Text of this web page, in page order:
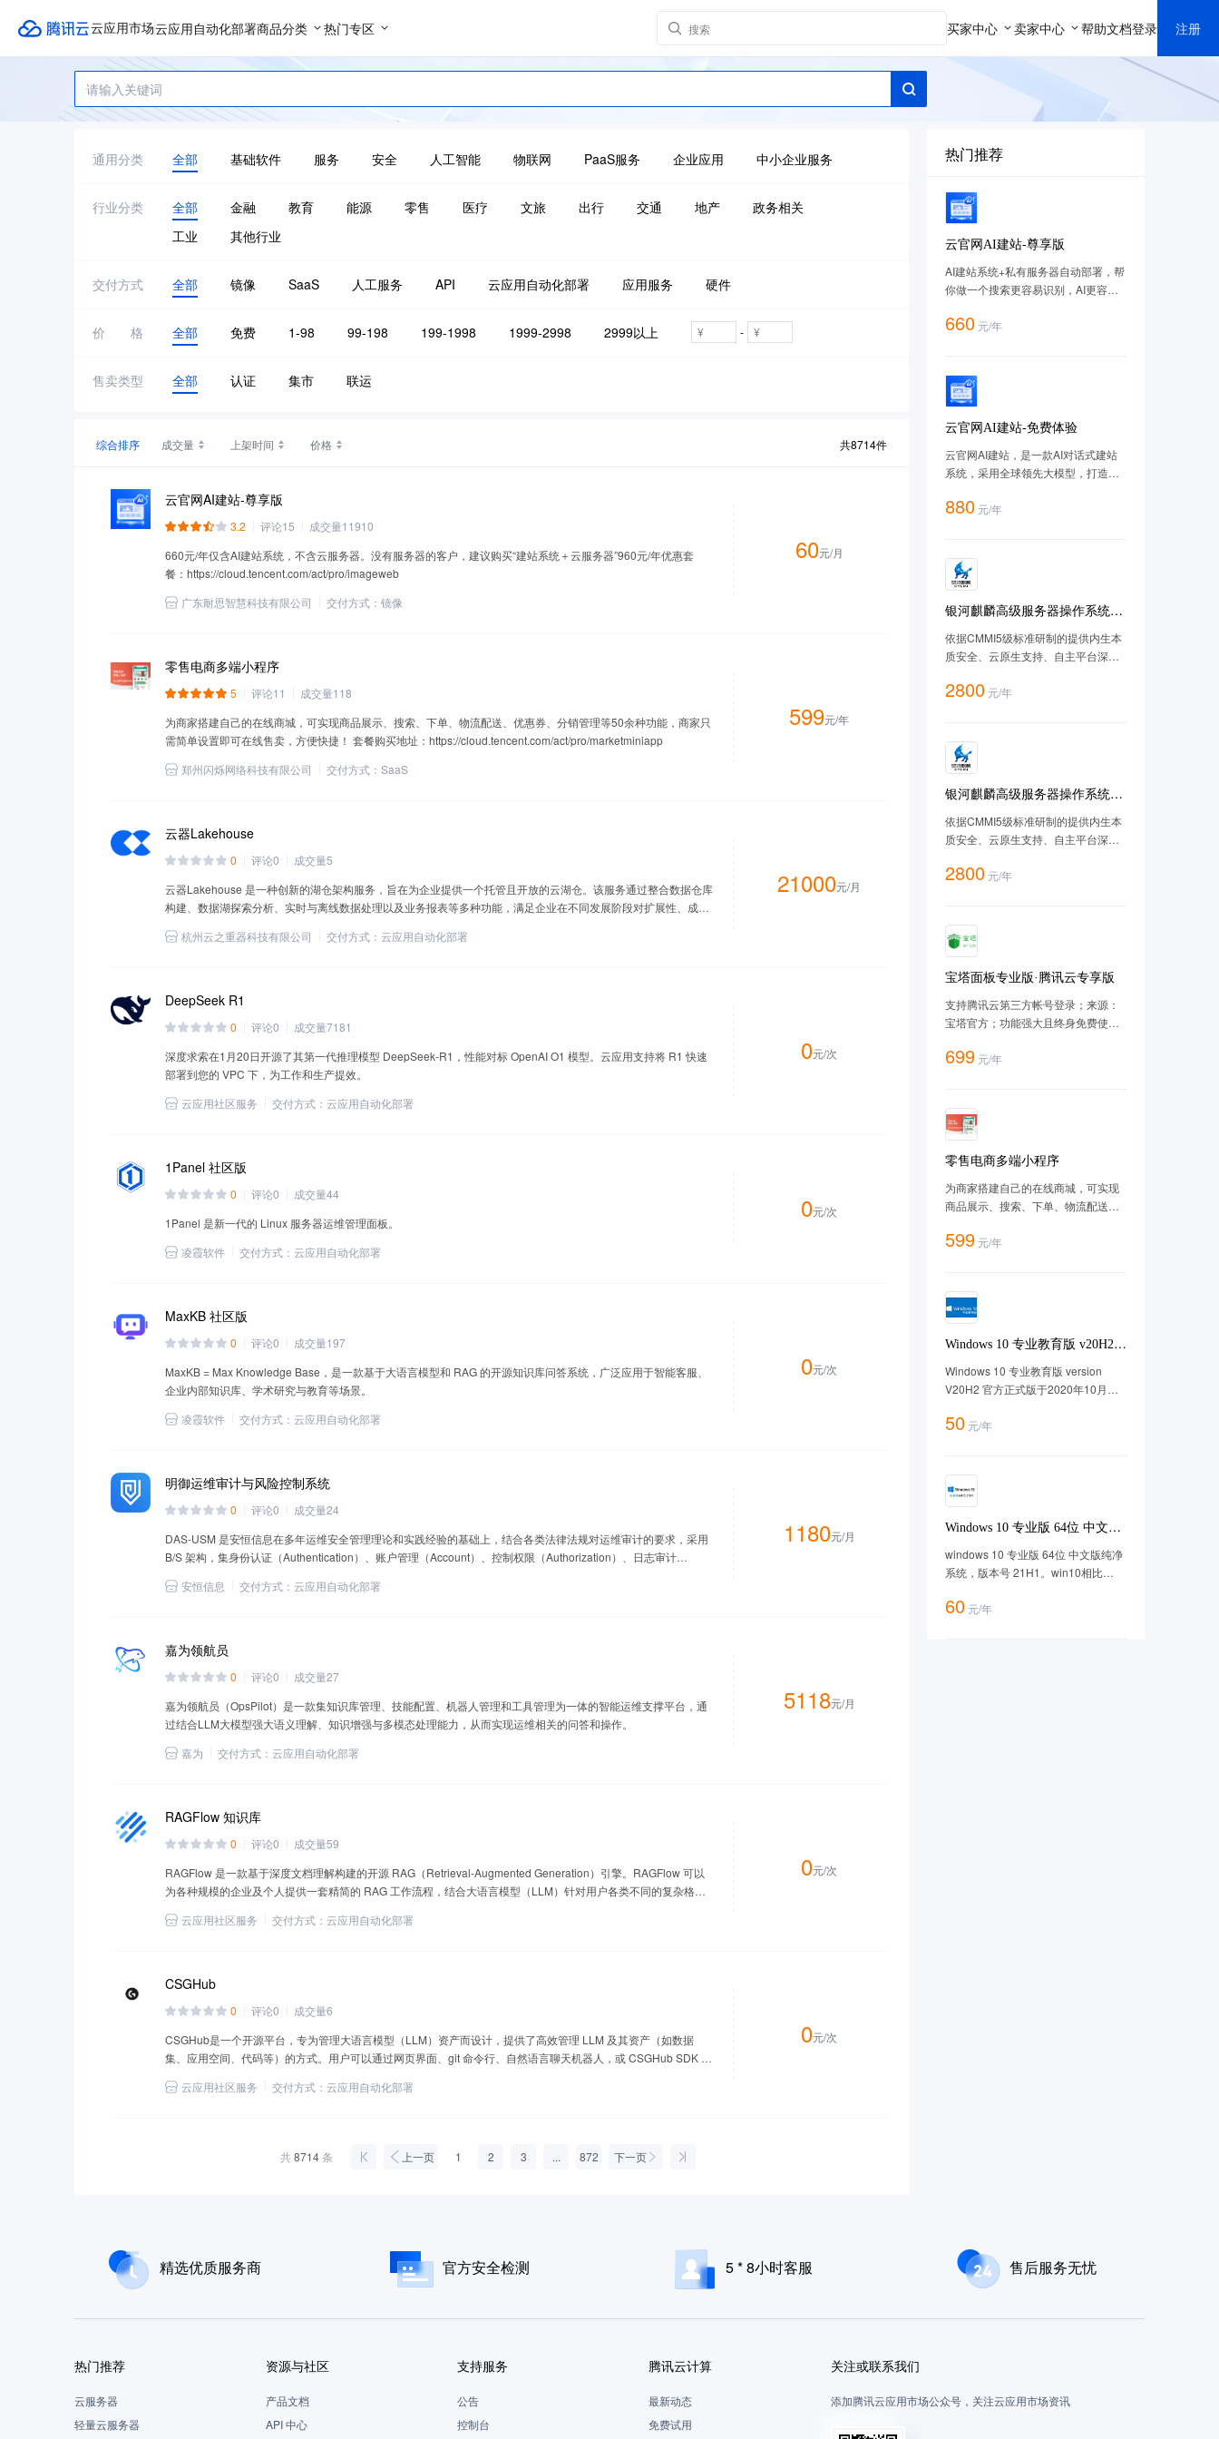
云应用市场云应用自动化部署商品分类 热门专区 买家中心 卖家中心 帮助文档登录 注册
通用分类 全部 基础软件 服务 安全 人工智能 物联网 PaaS服务 企业应用 中小企业服务
行业分类 全部 金融 教育 能源 零售 医疗 文旅 出行 交通 地产
政务相关
工业
其他行业
交付方式 全部 镜像 SaaS 人工服务 API 云应用自动化部署 应用服务 硬件
价格 全部 免费 1-98 99-198 199-1998 1999-2998 2999以上 -
售卖类型 全部 认证 集市 联运
综合排序 成交量 上架时间 价格 共8714件
云官网AI建站-尊享版
3.2 评论15 成交量11910
660元/年仅含AI建站系统，不含云服务器。没有服务器的客户，建议购买“建站系统＋云服务器”960元/年优惠套
餐：https://cloud.tencent.com/act/pro/imageweb
广东耐思智慧科技有限公司
交付方式： 镜像
60元/月
零售电商多端小程序
5 评论11 成交量118
为商家搭建自己的在线商城，可实现商品展示、搜索、下单、物流配送、优惠券、分销管理等50余种功能，商家只
需简单设置即可在线售卖，方便快捷！ 套餐购买地址：https://cloud.tencent.com/act/pro/marketminiapp
郑州闪烁网络科技有限公司
交付方式： SaaS
599元/年
云器Lakehouse
0 评论0 成交量5
云器Lakehouse 是一种创新的湖仓架构服务，旨在为企业提供一个托管且开放的云湖仓。该服务通过整合数据仓库
构建、数据湖探索分析、实时与离线数据处理以及业务报表等多种功能，满足企业在不同发展阶段对扩展性、成本
杭州云之重器科技有限公司 交付方式： 云应用自动化部署
21000元/月
DeepSeek R1
0 评论0 成交量7181
深度求索在1月20日开源了其第一代推理模型 DeepSeek-R1，性能对标 OpenAI O1 模型。云应用支持将 R1 快速
部署到您的 VPC 下，为工作和生产提效。
云应用社区服务
交付方式： 云应用自动化部署
0元/次
1Panel 社区版
0 评论0 成交量44
1Panel 是新一代的 Linux 服务器运维管理面板。
凌霞软件
交付方式： 云应用自动化部署
0元/次
MaxKB 社区版
0 评论0 成交量197
MaxKB = Max Knowledge Base，是一款基于大语言模型和 RAG 的开源知识库问答系统，广泛应用于智能客服、
企业内部知识库、学术研究与教育等场景。
凌霞软件
交付方式： 云应用自动化部署
0元/次
明御运维审计与风险控制系统
0 评论0 成交量24
DAS-USM 是安恒信息在多年运维安全管理理论和实践经验的基础上，结合各类法律法规对运维审计的要求，采用
B/S 架构，集身份认证（Authentication）、账户管理（Account）、控制权限（Authorization）、日志审计
具备全方位运维风险控制能力的统一安全管理与审计产品。
安恒信息 交付方式： 云应用自动化部署
1180元/月
嘉为领航员
0 评论0 成交量27
嘉为领航员（OpsPilot）是一款集知识库管理、技能配置、机器人管理和工具管理为一体的智能运维支撑平台，通
过结合LLM大模型强大语义理解、知识增强与多模态处理能力，从而实现运维相关的问答和操作。
嘉为
交付方式： 云应用自动化部署
5118元/月
RAGFlow 知识库
0 评论0 成交量59
RAGFlow 是一款基于深度文档理解构建的开源 RAG（Retrieval-Augmented Generation）引擎。RAGFlow 可以
为各种规模的企业及个人提供一套精简的 RAG 工作流程，结合大语言模型（LLM）针对用户各类不同的复杂格式
云应用社区服务 交付方式： 云应用自动化部署
0元/次
CSGHub
0 评论0 成交量6
CSGHub是一个开源平台，专为管理大语言模型（LLM）资产而设计，提供了高效管理 LLM 及其资产（如数据
集、应用空间、代码等）的方式。用户可以通过网页界面、git 命令行、自然语言聊天机器人，或 CSGHub SDK 对
云应用社区服务 交付方式： 云应用自动化部署
0元/次
共8714条 上一页 1 2 3 ... 872 下一页
热门推荐
云官网AI建站-尊享版
AI建站系统+私有服务器自动部署，帮
你做一个搜索更容易识别，AI更容易
https://cloud.tencent.com/act/pro/imageweb
660 元/年
云官网AI建站-免费体验
云官网AI建站，是一款AI对话式建站
系统，采用全球领先大模型，打造智
天一样简单，让客户搜到您的网站，
880 元/年
银河麒麟高级服务器操作系统
V10（SP3-2403）-X86版
依据CMMI5级标准研制的提供内生本
质安全、云原生支持、自主平台深入
服务器操作系统。
2800 元/年
银河麒麟高级服务器操作系统
V10（SP3-2403）-ARM版
依据CMMI5级标准研制的提供内生本
质安全、云原生支持、自主平台深入
服务器操作系统。
2800 元/年
宝塔面板专业版·腾讯云专享版
支持腾讯云第三方帐号登录；来源：
宝塔官方；功能强大且终身免费使
网站/FTP/数据库/JAVA等100多项服务
代，功能全，少出错且足够安全，已
获得全球百万用户认可安装。
699 元/年
零售电商多端小程序
为商家搭建自己的在线商城，可实现
商品展示、搜索、下单、物流配送、
家只需简单设置即可在线售卖，方便
599 元/年
Windows 10 专业教育版 v20H2
中文64位【2025年更新】
Windows 10 专业教育版 version
V20H2 官方正式版于2020年10月正
20H2， 系统版本及命名简称20H2，
50 元/年
Windows 10 专业版 64位 中文版
21H1版win10
windows 10 专业版 64位 中文版纯净
系统，版本号 21H1。win10相比
适用于任意场景。经过腾讯云漏扫无
60 元/年
精选优质服务商 官方安全检测 5 * 8小时客服 售后服务无忧
热门推荐
云服务器
轻量云服务器
资源与社区
产品文档
API 中心
支持服务
公告
控制台
腾讯云计算
最新动态
免费试用
关注或联系我们
添加腾讯云应用市场公众号，关注云应用市场资讯